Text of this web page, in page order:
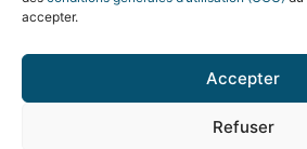
accepter.
Accepter
Refuser
Politique de
Plan du site